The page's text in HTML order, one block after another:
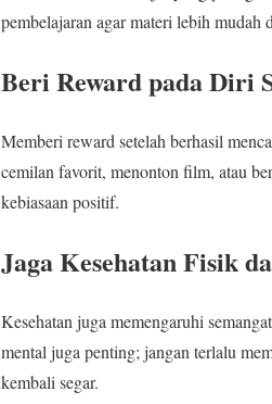
pembelajaran agar materi lebih mudah
Beri Reward pada Diri
Memberi reward setelah berhasil
cemilan favorit, menonton film, atau
kebiasaan positif.
Jaga Kesehatan Fisik
Kesehatan juga memengaruhi
mental juga penting; jangan terlalu
kembali segar.